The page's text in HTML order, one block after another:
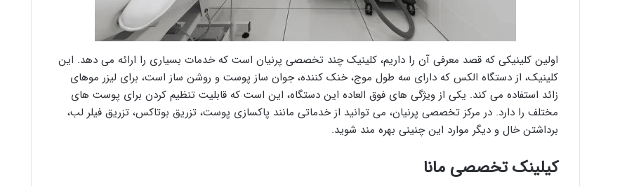
اولین کلینیکی که قصد معرفی آن را داریم، کلینیک چند تخصصی پرنیان است که خدمات بسیاری را ارائه می دهد. این
کلینیک، از دستگاه الکس که دارای سه طول موج، خنک کننده، جوان ساز پوست و روشن ساز است، برای لیزر موهای
زائد استفاده می کند. یکی از ویژگی های فوق العاده این دستگاه، این است که قابلیت تنظیم کردن برای پوست های
مختلف را دارد. در مرکز تخصصی پرنیان، می توانید از خدماتی مانند پاکسازی پوست، تزریق بوتاکس، تزریق فیلر لب،
برداشتن خال و دیگر موارد این چنینی بهره مند شوید.
کیلینک تخصصی مانا